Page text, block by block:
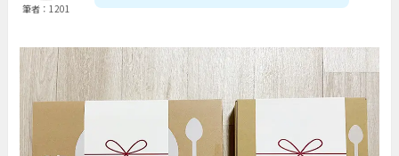
筆者：1201